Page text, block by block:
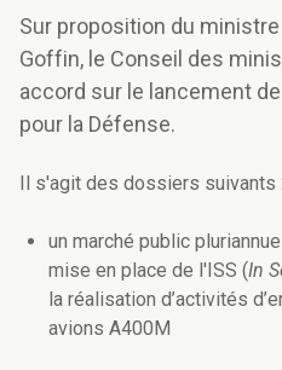
Sur proposition du
Goffin, le Conseil des
accord sur le lancement
pour la Défense.
Il s'agit des dossiers suivants :
un marché public
mise en place de l'ISS (In
la réalisation d’activités
avions A400M